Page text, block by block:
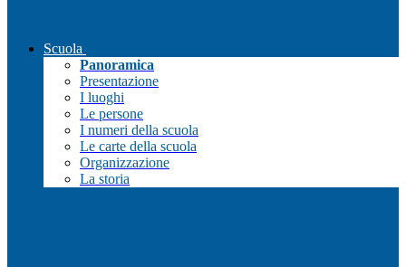
Scuola
Panoramica
Presentazione
I luoghi
Le persone
I numeri della scuola
Le carte della scuola
Organizzazione
La storia